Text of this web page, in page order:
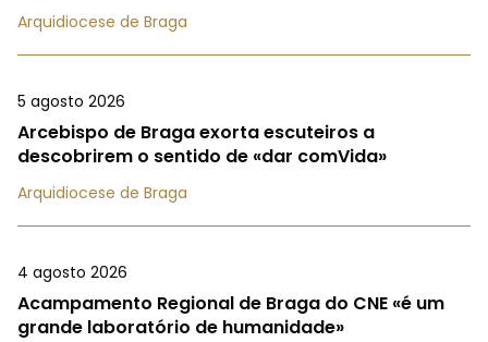
Arquidiocese de Braga
5 agosto 2026
Arcebispo de Braga exorta escuteiros a
descobrirem o sentido de «dar comVida»
Arquidiocese de Braga
4 agosto 2026
Acampamento Regional de Braga do CNE «é um
grande laboratório de humanidade»